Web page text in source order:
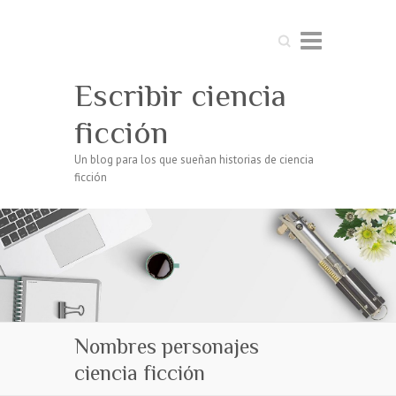
Buscar
Escribir ciencia
ficción
Un blog para los que sueñan historias de ciencia
ficción
Nombres personajes
ciencia ficción